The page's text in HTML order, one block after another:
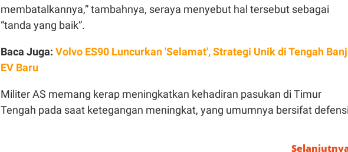
membatalkannya,” tambahnya, seraya menyebut hal tersebut sebagai
“tanda yang baik”.
Baca Juga: Volvo ES90 Luncurkan 'Selamat', Strategi Unik di Tengah
EV Baru
Militer AS memang kerap meningkatkan kehadiran pasukan di Timur
Tengah pada saat ketegangan meningkat, yang umumnya bersifat